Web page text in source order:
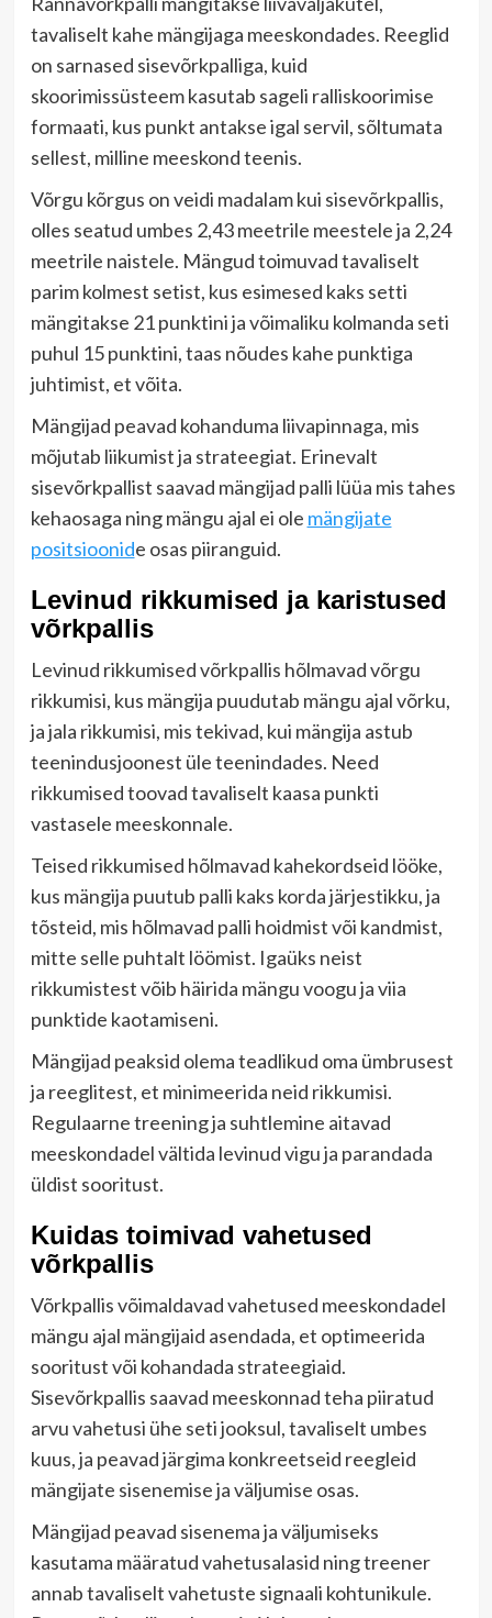
tavaliselt kahe mängijaga meeskondades. Reeglid
on sarnased sisevõrkpalliga, kuid
skoorimissüsteem kasutab sageli ralliskoorimise
formaati, kus punkt antakse igal servil, sõltumata
sellest, milline meeskond teenis.
Võrgu kõrgus on veidi madalam kui sisevõrkpallis,
olles seatud umbes 2,43 meetrile meestele ja 2,24
meetrile naistele. Mängud toimuvad tavaliselt
parim kolmest setist, kus esimesed kaks setti
mängitakse 21 punktini ja võimaliku kolmanda seti
puhul 15 punktini, taas nõudes kahe punktiga
juhtimist, et võita.
Mängijad peavad kohanduma liivapinnaga, mis
mõjutab liikumist ja strateegiat. Erinevalt
sisevõrkpallist saavad mängijad palli lüüa mis tahes
kehaosaga ning mängu ajal ei ole mängijate
positsioonide osas piiranguid.
Levinud rikkumised ja karistused
võrkpallis
Levinud rikkumised võrkpallis hõlmavad võrgu
rikkumisi, kus mängija puudutab mängu ajal võrku,
ja jala rikkumisi, mis tekivad, kui mängija astub
teenindusjoonest üle teenindades. Need
rikkumised toovad tavaliselt kaasa punkti
vastasele meeskonnale.
Teised rikkumised hõlmavad kahekordseid lööke,
kus mängija puutub palli kaks korda järjestikku, ja
tõsteid, mis hõlmavad palli hoidmist või kandmist,
mitte selle puhtalt löömist. Igaüks neist
rikkumistest võib häirida mängu voogu ja viia
punktide kaotamiseni.
Mängijad peaksid olema teadlikud oma ümbrusest
ja reeglitest, et minimeerida neid rikkumisi.
Regulaarne treening ja suhtlemine aitavad
meeskondadel vältida levinud vigu ja parandada
üldist sooritust.
Kuidas toimivad vahetused
võrkpallis
Võrkpallis võimaldavad vahetused meeskondadel
mängu ajal mängijaid asendada, et optimeerida
sooritust või kohandada strateegiaid.
Sisevõrkpallis saavad meeskonnad teha piiratud
arvu vahetusi ühe seti jooksul, tavaliselt umbes
kuus, ja peavad järgima konkreetseid reegleid
mängijate sisenemise ja väljumise osas.
Mängijad peavad sisenema ja väljumiseks
kasutama määratud vahetusalasid ning treener
annab tavaliselt vahetuste signaali kohtunikule.